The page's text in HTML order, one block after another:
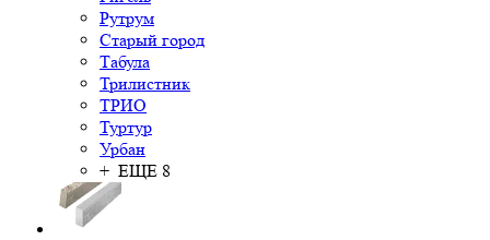
Рутрум
Старый город
Табула
Трилистник
ТРИО
Туртур
Урбан
+ ЕЩЕ 8